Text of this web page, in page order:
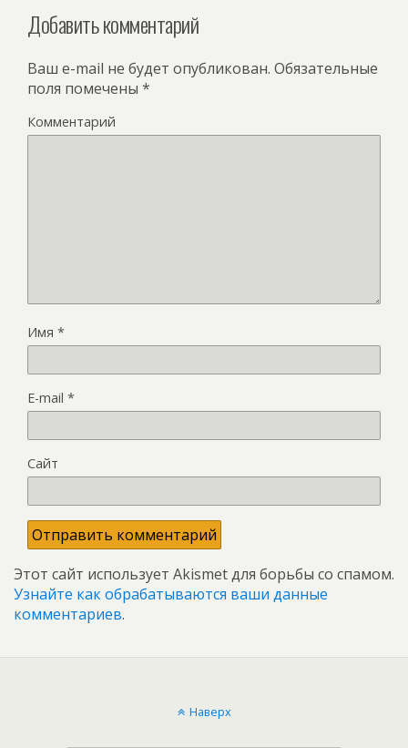
Добавить комментарий
Ваш e-mail не будет опубликован. Обязательные
поля помечены *
Комментарий
Имя *
E-mail *
Сайт
Этот сайт использует Akismet для борьбы со спамом.
Узнайте как обрабатываются ваши данные
комментариев.
Наверх